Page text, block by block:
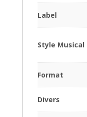
Label
Style Musical
Format
Divers